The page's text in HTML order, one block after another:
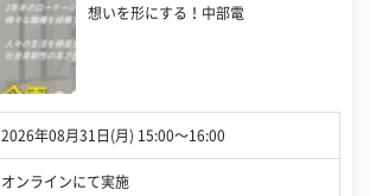
想いを形にする！中部電
2026年08月31日(月) 15:00〜16:00
オンラインにて実施